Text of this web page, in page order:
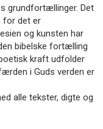
grundfortællinger. Det
for det er
og kunsten har
bibelske fortælling
kraft udfolder
i Guds verden er
alle tekster, digte og